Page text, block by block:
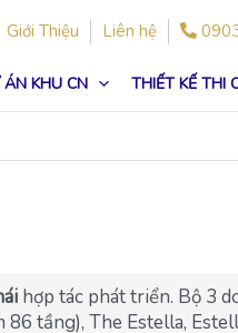
Giới Thiệu Liên hệ
ÁN KHU CN THIẾT KẾ THI
hợp tác phát triển. Bộ 3
tầng), The Estella,